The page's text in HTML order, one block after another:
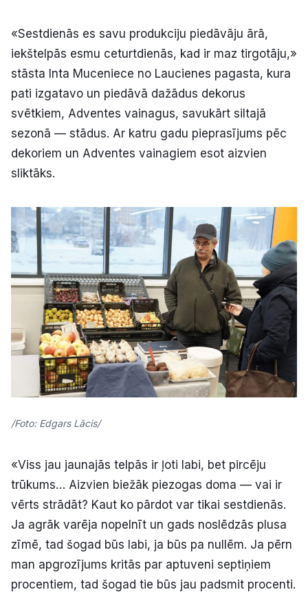
«Sestdienās es savu produkciju piedāvāju ārā,
iekštelpās esmu ceturtdienās, kad ir maz tirgotāju,»
stāsta Inta Muceniece no Laucienes pagasta, kura
pati izgatavo un piedāvā dažādus dekorus
svētkiem, Adventes vainagus, savukārt siltajā
sezonā — stādus. Ar katru gadu pieprasījums pēc
dekoriem un Adventes vainagiem esot aizvien
sliktāks.
/Foto: Edgars Lācis/
«Viss jau jaunajās telpās ir ļoti labi, bet pircēju
trūkums… Aizvien biežāk piezogas doma — vai ir
vērts strādāt? Kaut ko pārdot var tikai sestdienās.
Ja agrāk varēja nopelnīt un gads noslēdzās plusa
zīmē, tad šogad būs labi, ja būs pa nullēm. Ja pērn
man apgrozījums kritās par aptuveni septiņiem
procentiem, tad šogad tie būs jau padsmit procenti.